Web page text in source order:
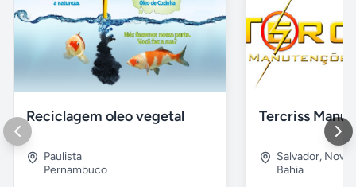
Reciclagem oleo vegetal
Paulista
Pernambuco
Salvador, Nova
Bahia